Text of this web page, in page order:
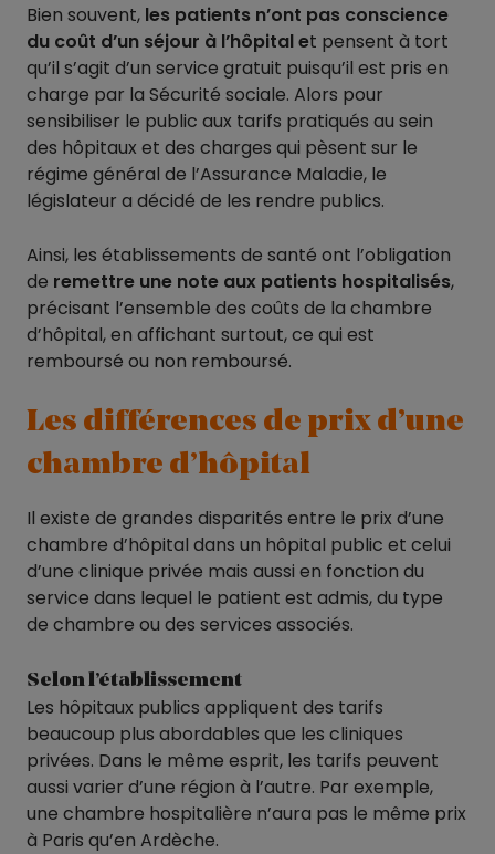
Bien souvent, les patients n’ont pas conscience
du coût d’un séjour à l’hôpital et pensent à tort
qu’il s’agit d’un service gratuit puisqu’il est pris en
charge par la Sécurité sociale. Alors pour
sensibiliser le public aux tarifs pratiqués au sein
des hôpitaux et des charges qui pèsent sur le
régime général de l’Assurance Maladie, le
législateur a décidé de les rendre publics.
Ainsi, les établissements de santé ont l’obligation
de remettre une note aux patients hospitalisés,
précisant l’ensemble des coûts de la chambre
d’hôpital, en affichant surtout, ce qui est
remboursé ou non remboursé.
Les différences de prix d’une
chambre d’hôpital
Il existe de grandes disparités entre le prix d’une
chambre d’hôpital dans un hôpital public et celui
d’une clinique privée mais aussi en fonction du
service dans lequel le patient est admis, du type
de chambre ou des services associés.
Selon l’établissement
Les hôpitaux publics appliquent des tarifs
beaucoup plus abordables que les cliniques
privées. Dans le même esprit, les tarifs peuvent
aussi varier d’une région à l’autre. Par exemple,
une chambre hospitalière n’aura pas le même prix
à Paris qu’en Ardèche.